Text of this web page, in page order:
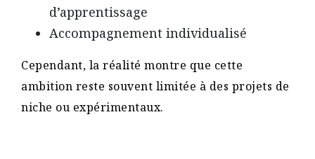
d’apprentissage
Accompagnement individualisé
Cependant, la réalité montre que cette
ambition reste souvent limitée à des projets de
niche ou expérimentaux​.